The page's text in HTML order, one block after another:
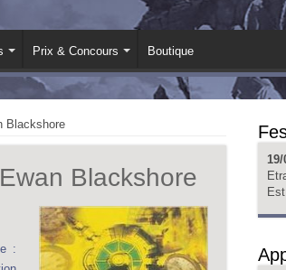
Prix & Concours Boutique
Blackshore
Blackshore
:
19/
Est